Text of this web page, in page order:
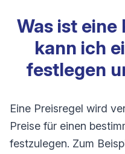
Was ist eine
kann ich
festlegen
Eine Preisregel wird
Preise für einen
festzulegen. Zum